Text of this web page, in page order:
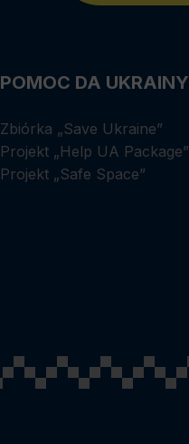
POMOC DA UKRAINY
Zbiórka „Save Ukraine”
Projekt „Help UA Package”
Projekt „Safe Space”